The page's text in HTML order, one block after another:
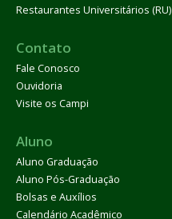
Restaurantes Universitários (RU)
Contato
Fale Conosco
Ouvidoria
Visite os Campi
Aluno
Aluno Graduação
Aluno Pós-Graduação
Bolsas e Auxílios
Calendário Acadêmico